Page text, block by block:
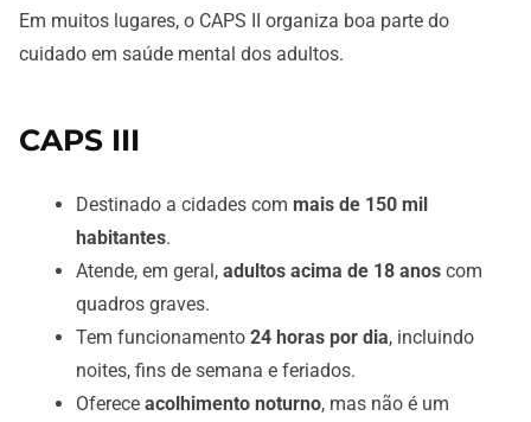
Em muitos lugares, o CAPS II organiza boa parte do
cuidado em saúde mental dos adultos.
CAPS III
Destinado a cidades com mais de 150 mil
habitantes.
Atende, em geral, adultos acima de 18 anos com
quadros graves.
Tem funcionamento 24 horas por dia, incluindo
noites, fins de semana e feriados.
Oferece acolhimento noturno, mas não é um